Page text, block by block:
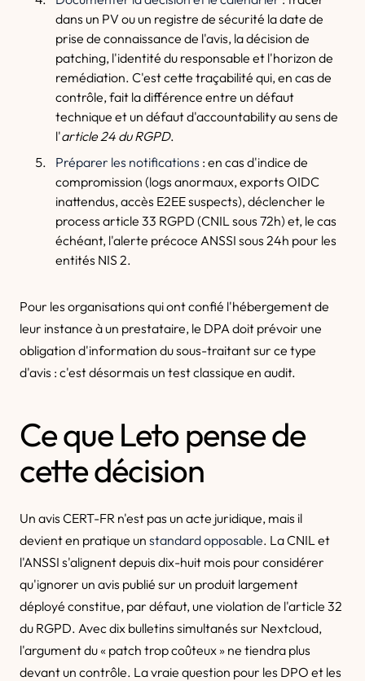
dans un PV ou un registre de sécurité la date de
prise de connaissance de l'avis, la décision de
patching, l'identité du responsable et l'horizon de
remédiation. C'est cette traçabilité qui, en cas de
contrôle, fait la différence entre un défaut
technique et un défaut d'accountability au sens de
l'article 24 du RGPD.
Préparer les notifications : en cas d'indice de
compromission (logs anormaux, exports OIDC
inattendus, accès E2EE suspects), déclencher le
process article 33 RGPD (CNIL sous 72h) et, le cas
échéant, l'alerte précoce ANSSI sous 24h pour les
entités NIS 2.
Pour les organisations qui ont confié l'hébergement de
leur instance à un prestataire, le DPA doit prévoir une
obligation d'information du sous-traitant sur ce type
d'avis : c'est désormais un test classique en audit.
Ce que Leto pense de
cette décision
Un avis CERT-FR n'est pas un acte juridique, mais il
devient en pratique un standard opposable. La CNIL et
l'ANSSI s'alignent depuis dix-huit mois pour considérer
qu'ignorer un avis publié sur un produit largement
déployé constitue, par défaut, une violation de l'article 32
du RGPD. Avec dix bulletins simultanés sur Nextcloud,
l'argument du « patch trop coûteux » ne tiendra plus
devant un contrôle. La vraie question pour les DPO et les